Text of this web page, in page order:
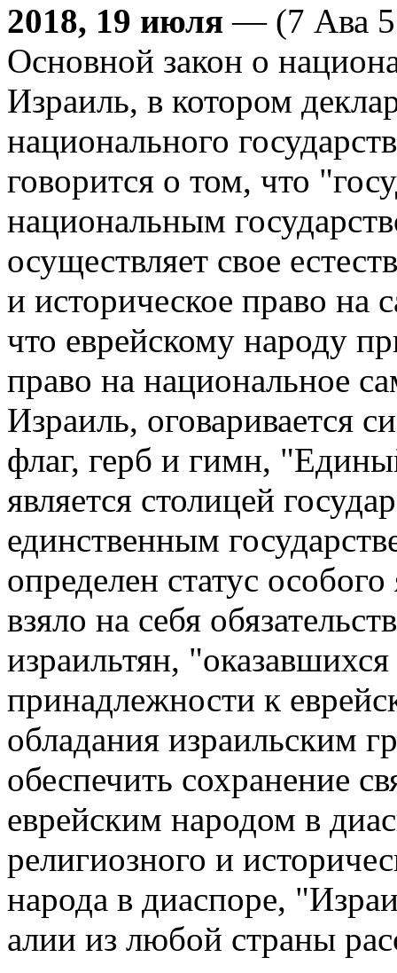
2018, 19 июля — (7 Ава
Основной закон о
Израиль, в котором
национального
говорится о том, что
национальным
осуществляет свое
и историческое право на
что еврейскому народу
право на национальное
Израиль, оговаривается
флаг, герб и гимн,
является столицей
единственным
определен статус
взяло на себя
израильтян,
принадлежности к
обладания израильским
обеспечить сохранение
еврейским народом в
религиозного и
народа в диаспоре,
алии из любой страны